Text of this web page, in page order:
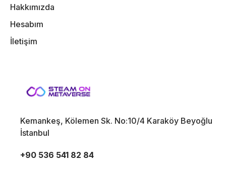
Hakkımızda
Hesabım
İletişim
Kemankeş, Kölemen Sk. No:10/4 Karaköy Beyoğlu
İstanbul
+90 536 541 82 84